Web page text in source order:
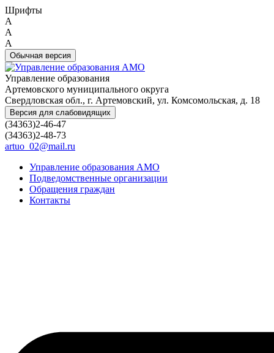
Шрифты
A
A
A
Обычная версия
Управление образования
Артемовского муниципального округа
Свердловская обл., г. Артемовский, ул. Комсомольская, д. 18
Версия для слабовидящих
(34363)2-46-47
(34363)2-48-73
artuo_02@mail.ru
Управление образования АМО
Подведомственные организации
Обращения граждан
Контакты